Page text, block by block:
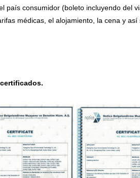
país consumidor (boleto incluyendo del
médicas, el alojamiento, la cena y